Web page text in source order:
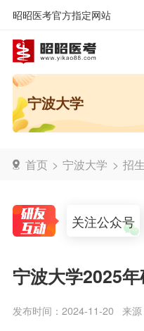
昭昭医考官方指定网站
宁波大学
首页 > 宁波大学 > 招
关注公众号
宁波大学2025
发布时间：2024-11-20 来